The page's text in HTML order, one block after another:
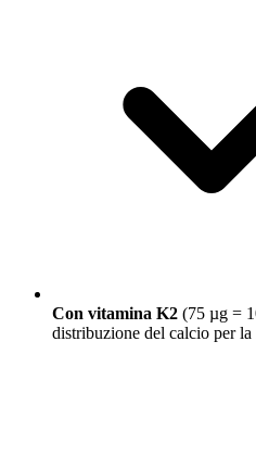
Con vitamina K2 (75 µg =
distribuzione del calcio per